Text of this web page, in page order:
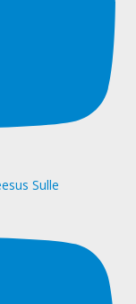
Sulle